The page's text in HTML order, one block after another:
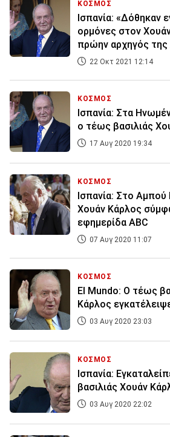
ΚΟΣΜΟΣ
Ισπανία: «Δόθηκαν
ορμόνες στον
πρώην αρχηγός της
22 Οκτ 2021 12:14
ΚΟΣΜΟΣ
Ισπανία: Στα
ο τέως βασιλιάς
17 Αυγ 2020 19:34
ΚΟΣΜΟΣ
Ισπανία: Στο
Χουάν Κάρλος
εφημερίδα ΑBC
07 Αυγ 2020 11:07
ΚΟΣΜΟΣ
El Mundo: Ο τέως
Κάρλος
03 Αυγ 2020 23:03
ΚΟΣΜΟΣ
Ισπανία:
βασιλιάς Χουάν
03 Αυγ 2020 22:02